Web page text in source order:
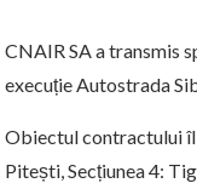
CNAIR SA a transmis
execuție Autostrada
Obiectul contractului
Pitești, Secțiunea 4: